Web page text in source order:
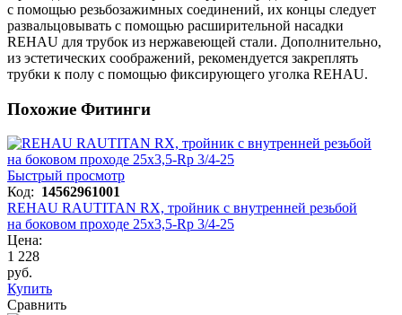
с помощью резьбозажимных соединений, их концы следует
развальцовывать с помощью расширительной насадки
REHAU для трубок из нержавеющей стали. Дополнительно,
из эстетических соображений, рекомендуется закреплять
трубки к полу с помощью фиксирующего уголка REHAU.
Похожие Фитинги
Быстрый просмотр
Код: 14562961001
REHAU RAUTITAN RX, тройник с внутренней резьбой
на боковом проходе 25x3,5-Rp 3/4-25
Цена:
1 228
руб.
Купить
Сравнить